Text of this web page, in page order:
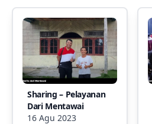
Sharing – Pelayanan
Dari Mentawai
16 Agu 2023